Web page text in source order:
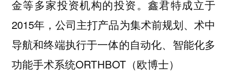
金等多家投资机构的投资。鑫君特成立于
2015年，公司主打产品为集术前规划、术中
导航和终端执行于一体的自动化、智能化多
功能手术系统ORTHBOT（欧博士）